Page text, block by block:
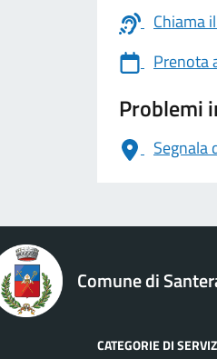
Chiama
Prenota
Problemi
Segnala
Comune di
CATEGORIE DI